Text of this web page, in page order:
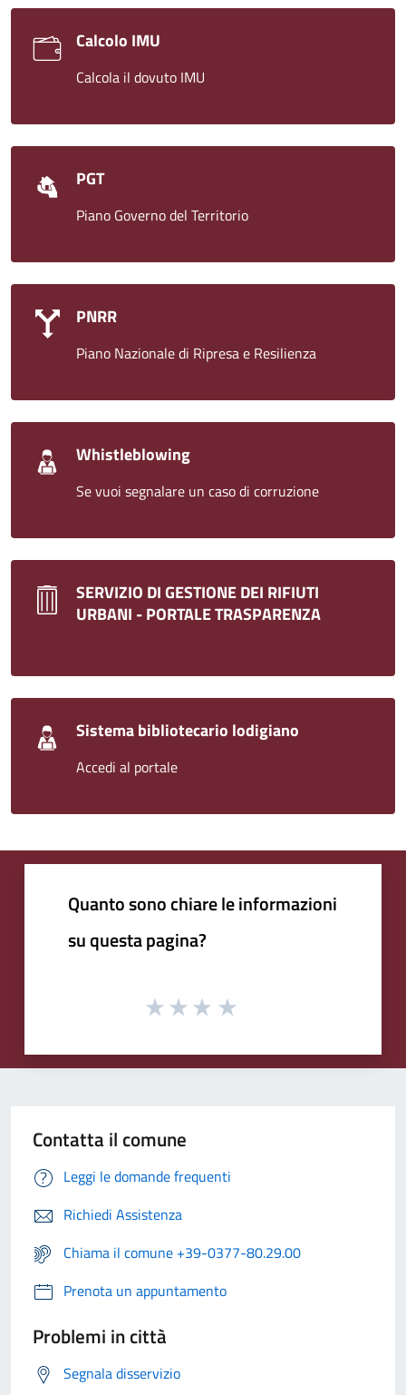
Calcolo IMU
Calcola il dovuto IMU
PGT
Piano Governo del Territorio
PNRR
Piano Nazionale di Ripresa e Resilienza
Whistleblowing
Se vuoi segnalare un caso di corruzione
SERVIZIO DI GESTIONE DEI RIFIUTI
URBANI - PORTALE TRASPARENZA
Sistema bibliotecario lodigiano
Accedi al portale
Quanto sono chiare le informazioni
su questa pagina?
Contatta il comune
Leggi le domande frequenti
Richiedi Assistenza
Chiama il comune +39-0377-80.29.00
Prenota un appuntamento
Problemi in città
Segnala disservizio